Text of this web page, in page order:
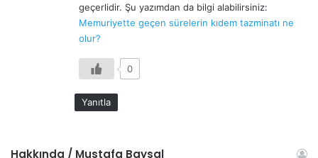
:
geçerlidir. Şu yazımdan da bilgi alabilirsiniz:
Memuriyette geçen sürelerin kıdem tazminatı ne
olur?
0
Yanıtla
Hakkında / Mustafa Baysal